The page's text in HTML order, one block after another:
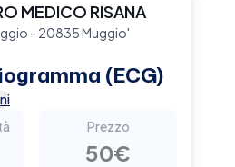
MEDICO RISANA
- 20835 Muggio'
(ECG)
Prezzo
50€